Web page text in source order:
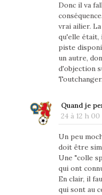
Donc il va
vrai ailier.
qu'elle
piste
un autre,
d'objection
Toutchanger.
Quand je
24 à 12 h 00
Un peu
doit être
Une "colle
qui ont
En clair, il
qui sont au